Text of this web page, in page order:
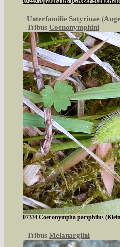
Unterfamilie Satyrinae
Tribus Coenonymphini
07334 Coenonympha pamphilus
Tribus Melanargiini